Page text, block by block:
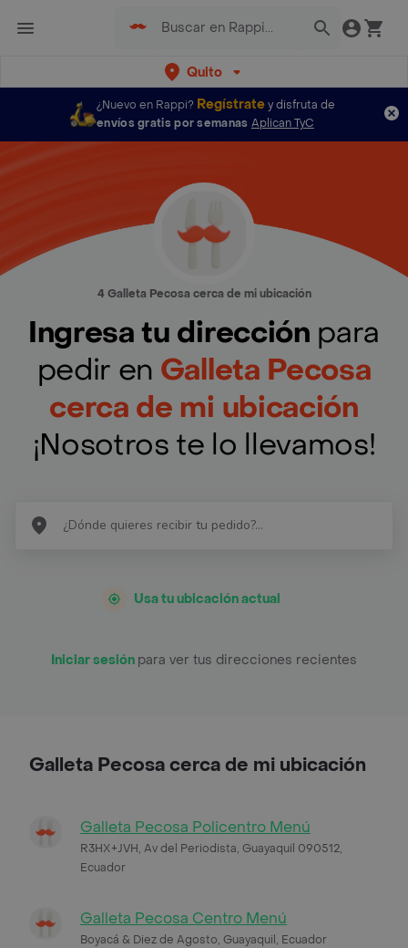
Quito
¿Nuevo en Rappi? Regístratey disfruta de
envíos gratis por semanas Aplican TyC
4 Galleta Pecosa cerca de mi ubicación
Ingresa tu dirección para
pedir en Galleta Pecosa
cerca de mi ubicación
¡Nosotros te lo llevamos!
Usa tu ubicación actual
Iniciar sesión para ver tus direcciones recientes
Galleta Pecosa cerca de mi ubicación
Galleta Pecosa Policentro Menú
R3HX+JVH, Av del Periodista, Guayaquil 090512,
Ecuador
Galleta Pecosa Centro Menú
Boyacá & Diez de Agosto, Guayaquil, Ecuador